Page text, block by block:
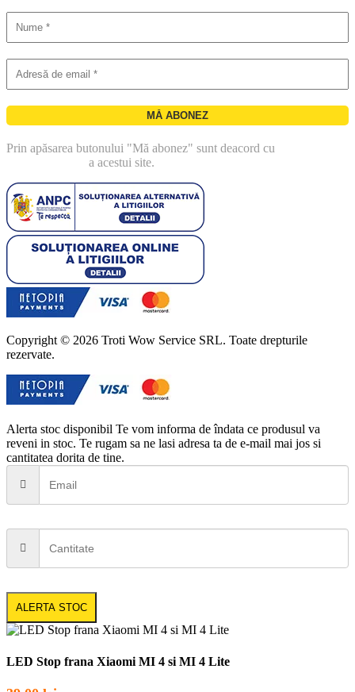
Prin apăsarea butonului "Mă abonez" sunt deacord cu
a acestui site.
Copyright © 2026 Troti Wow Service SRL. Toate drepturile
rezervate.
Alerta stoc disponibil Te vom informa de îndata ce produsul va
reveni in stoc. Te rugam sa ne lasi adresa ta de e-mail mai jos si
cantitatea dorita de tine.
ALERTA STOC
LED Stop frana Xiaomi MI 4 si MI 4 Lite